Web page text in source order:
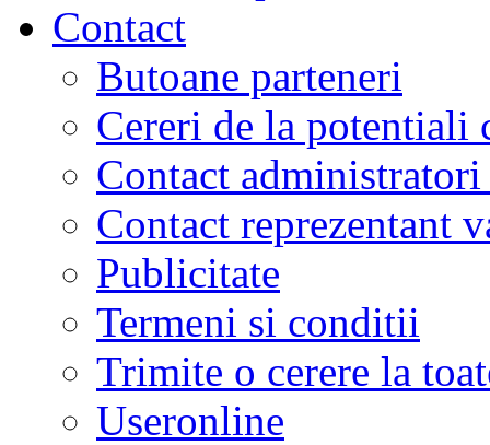
Contact
Butoane parteneri
Cereri de la potentiali
Contact
Contact reprezentant
Publicitate
Termeni si conditii
Trimite o cerere la
Useronline